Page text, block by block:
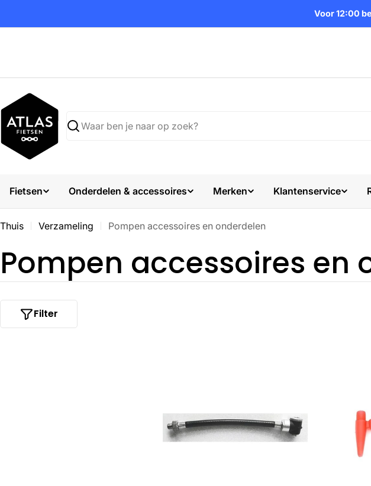
Voor 12:00
Zoekopdracht
Fietsen Onderdelen & accessoires Merken Klantenservice
Thuis Verzameling Pompen accessoires en onderdelen
V
e
r
Pompen accessoires en
Filter